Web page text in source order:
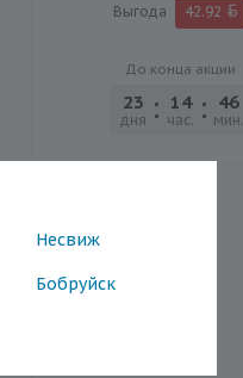
Несвиж
Бобруйск
Выгода 42.92
До конца акции
23
дня
14
час.
46
мин.